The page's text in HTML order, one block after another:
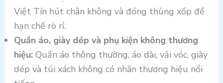
Việt Tín hút chân không và đóng thùng xốp để
hạn chế rò rỉ.
Quần áo, giày dép và phụ kiện không thương
hiệu:Quần áo thông thường, áo dài, vải vóc, giày
dép và túi xách không có nhãn thương hiệu nổi